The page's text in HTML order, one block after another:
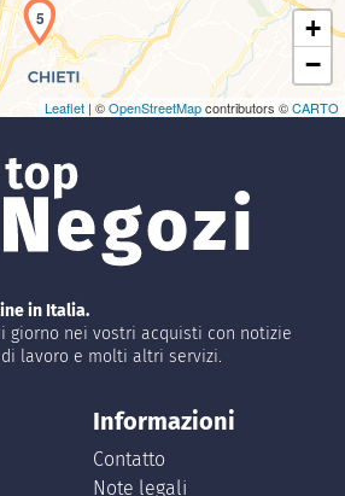
5
+
−
Leaflet | ©OpenStreetMapcontributors ©CARTO
in Italia.
giorno nei vostri acquisti con notizie
lavoro e molti altri servizi.
Informazioni
Contatto
Note legali